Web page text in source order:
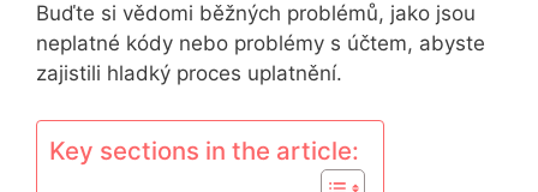
Buďte si vědomi běžných problémů, jako jsou
neplatné kódy nebo problémy s účtem, abyste
zajistili hladký proces uplatnění.
Key sections in the article: